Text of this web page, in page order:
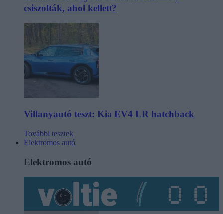
csiszolták, ahol kellett?
Villanyautó teszt: Kia EV4 LR hatchback
További tesztek
Elektromos autó
Elektromos autó